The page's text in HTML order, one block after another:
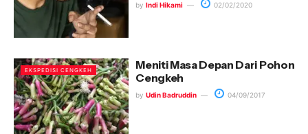
by Indi Hikami 02/02/2020
EKSPEDISI CENGKEH
Meniti Masa Depan Dari Pohon
Cengkeh
by Udin Badruddin 04/09/2017